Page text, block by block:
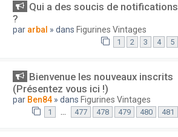
Qui a des soucis de notifications
?
par arbal » dans Figurines Vintages
1 2 3 4 5
Bienvenue les nouveaux inscrits
(Présentez vous ici !)
par Ben84 » dans Figurines Vintages
1 … 477 478 479 480 481